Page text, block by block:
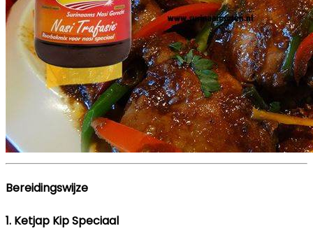
Bereidingswijze
1. Ketjap Kip Speciaal